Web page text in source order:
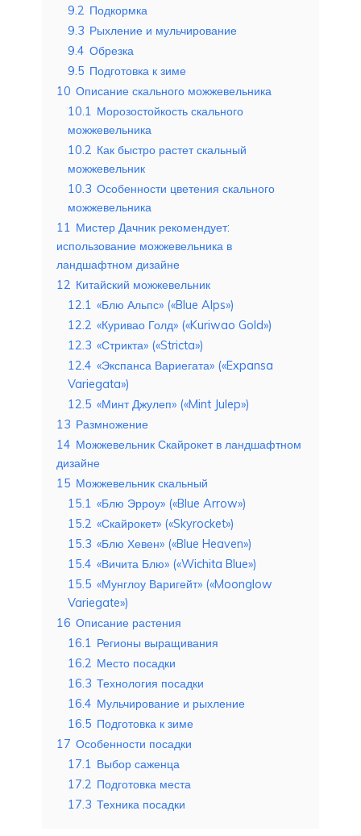
9.2 Подкормка
9.3 Рыхление и мульчирование
9.4 Обрезка
9.5 Подготовка к зиме
10 Описание скального можжевельника
10.1 Морозостойкость скального
можжевельника
10.2 Как быстро растет скальный
можжевельник
10.3 Особенности цветения скального
можжевельника
11 Мистер Дачник рекомендует:
использование можжевельника в
ландшафтном дизайне
12 Китайский можжевельник
12.1 «Блю Альпс» («Blue Alps»)
12.2 «Куривао Голд» («Kuriwao Gold»)
12.3 «Стрикта» («Stricta»)
12.4 «Экспанса Вариегата» («Expansa
Variegata»)
12.5 «Минт Джулеп» («Mint Julep»)
13 Размножение
14 Можжевельник Скайрокет в ландшафтном
дизайне
15 Можжевельник скальный
15.1 «Блю Эрроу» («Blue Arrow»)
15.2 «Скайрокет» («Skyrocket»)
15.3 «Блю Хевен» («Blue Heaven»)
15.4 «Вичита Блю» («Wichita Blue»)
15.5 «Мунглоу Варигейт» («Moonglow
Variegate»)
16 Описание растения
16.1 Регионы выращивания
16.2 Место посадки
16.3 Технология посадки
16.4 Мульчирование и рыхление
16.5 Подготовка к зиме
17 Особенности посадки
17.1 Выбор саженца
17.2 Подготовка места
17.3 Техника посадки